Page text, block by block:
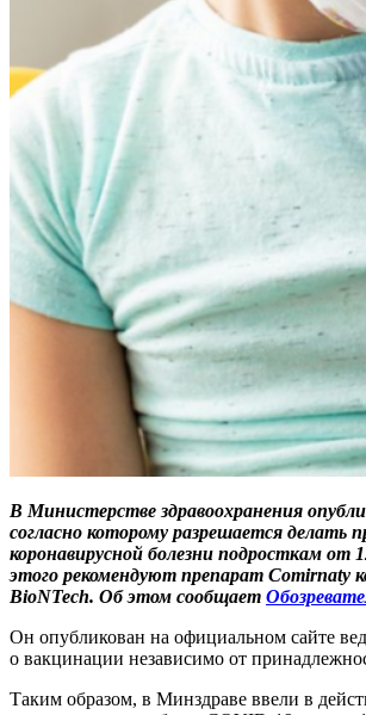
В Министерстве здравоохранения
согласно которому разрешается делать
коронавирусной болезни подросткам от
этого рекомендуют препарат Comirnaty
BioNTech. Об этом сообщает
Он опубликован на официальном сайте
о вакцинации независимо от
Таким образом, в Минздраве ввели в